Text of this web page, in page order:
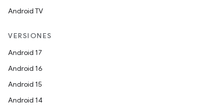
Android TV
VERSIONES
Android 17
Android 16
Android 15
Android 14